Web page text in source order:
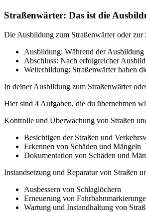
Straßenwärter: Das ist die
Die Ausbildung zum Straßenwärter oder
Ausbildung: Während der Ausbildung
Abschluss: Nach erfolgreicher
Weiterbildung: Straßenwärter haben
In deiner Ausbildung zum Straßenwärter
Hier sind 4 Aufgaben, die du übernehmen
Kontrolle und Überwachung von Straßen
Besichtigen der Straßen und
Erkennen von Schäden und Mängeln
Dokumentation von Schäden und
Instandsetzung und Reparatur von Straßen
Ausbessern von Schlaglöchern
Erneuerung von
Wartung und Instandhaltung von